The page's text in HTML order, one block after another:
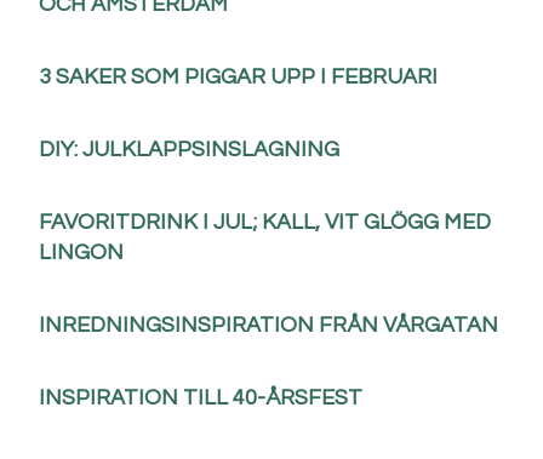
3 SAKER SOM PIGGAR UPP I FEBRUARI
DIY: JULKLAPPSINSLAGNING
FAVORITDRINK I JUL; KALL, VIT GLÖGG MED
LINGON
INREDNINGSINSPIRATION FRÅN VÅRGATAN
INSPIRATION TILL 40-ÅRSFEST